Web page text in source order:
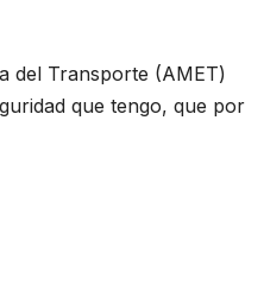
del Transporte (AMET)
que tengo, que por